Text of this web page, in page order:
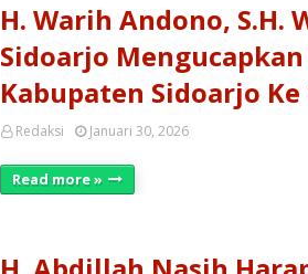
H. Warih Andono, S.H.
Sidoarjo
Kabupaten Sidoarjo Ke
Redaksi Januari 30, 2026
Read more »